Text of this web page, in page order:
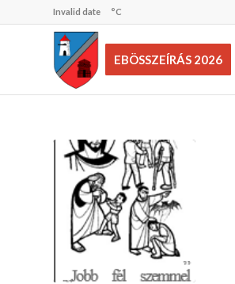
Invalid date °C
EBÖSSZEÍRÁS 2026